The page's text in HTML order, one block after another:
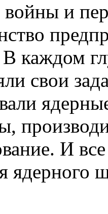
и
каждом
свои
И
ядерного